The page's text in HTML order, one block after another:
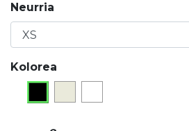
Neurria
Kolorea